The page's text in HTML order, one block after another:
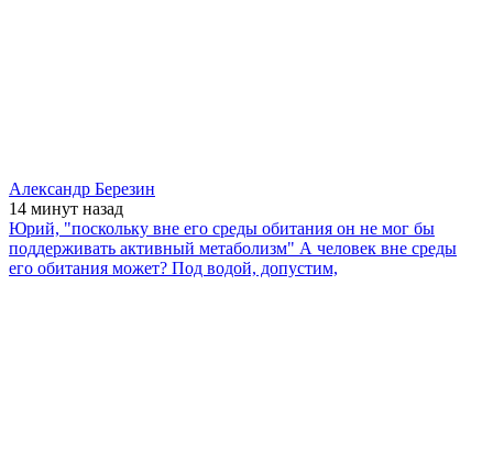
Александр Березин
14 минут назад
Юрий, "поскольку вне его среды обитания он не мог бы
поддерживать активный метаболизм" А человек вне среды
его обитания может? Под водой, допустим,